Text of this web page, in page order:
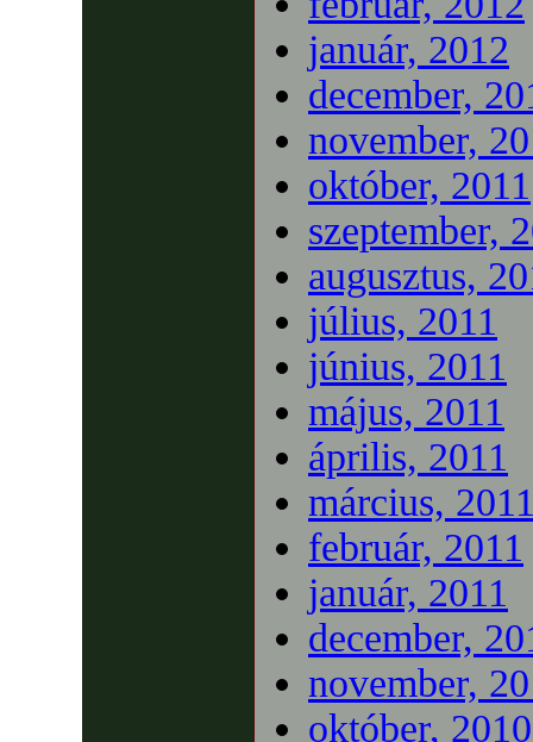
január, 2012
december,
november,
október, 2011
szeptember,
augusztus,
július, 2011
június, 2011
május, 2011
április, 2011
március,
február, 2011
január, 2011
december,
november,
október, 2010